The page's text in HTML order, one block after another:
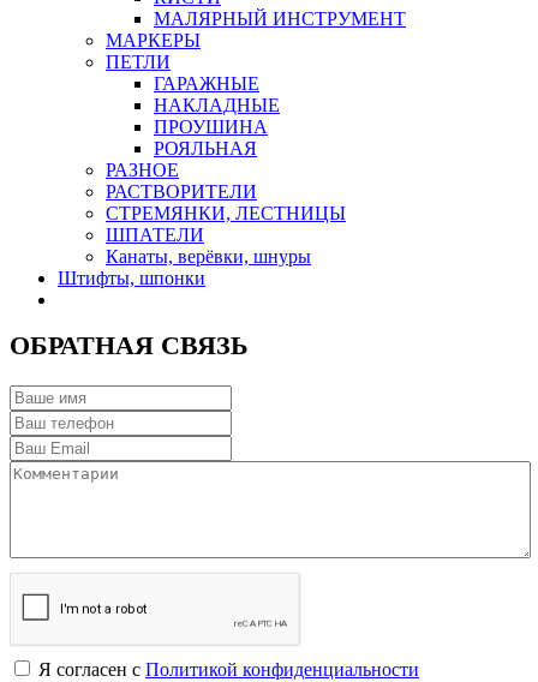
МАЛЯРНЫЙ ИНСТРУМЕНТ
МАРКЕРЫ
ПЕТЛИ
ГАРАЖНЫЕ
НАКЛАДНЫЕ
ПРОУШИНА
РОЯЛЬНАЯ
РАЗНОЕ
РАСТВОРИТЕЛИ
СТРЕМЯНКИ, ЛЕСТНИЦЫ
ШПАТЕЛИ
Канаты, верёвки, шнуры
Штифты, шпонки
ОБРАТНАЯ СВЯЗЬ
Я согласен с Политикой конфиденциальности